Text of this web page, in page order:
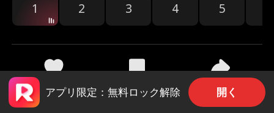
1 2 3 4 5
1.5k 1.5k 共有
アプリ限定：無料ロック解除 開く